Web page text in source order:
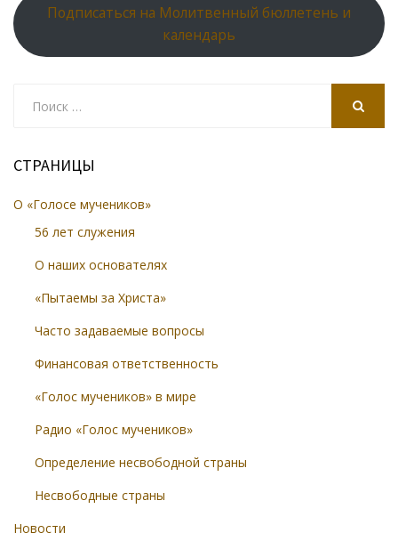
Подписаться на Молитвенный бюллетень и
календарь
СТРАНИЦЫ
О «Голосе мучеников»
56 лет служения
О наших основателях
«Пытаемы за Христа»
Часто задаваемые вопросы
Финансовая ответственность
«Голос мучеников» в мире
Радио «Голос мучеников»
Определение несвободной страны
Несвободные страны
Новости